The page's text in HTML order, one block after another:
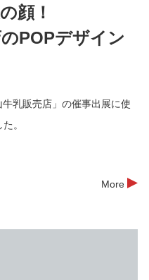
顔！
POPデザイン
乳販売店」の催事出展に使
。
More